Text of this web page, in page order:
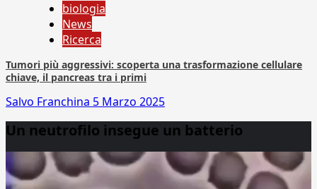
biologia
News
Ricerca
Tumori più aggressivi: scoperta una trasformazione cellulare
chiave, il pancreas tra i primi
Salvo Franchina 5 Marzo 2025
Un neutrofilo insegue un batterio
Player